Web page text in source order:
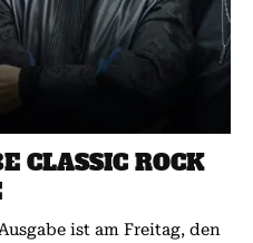
CLASSIC ROCK
ist am Freitag, den